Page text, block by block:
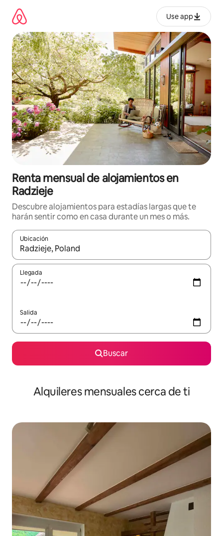
contenido
Use app
Renta mensual de alojamientos en
Radzieje
Descubre alojamientos para estadías largas que te
harán sentir como en casa durante un mes o más.
Ubicación
Cuando los resultados estén disponibles, navega con las
Llegada
Salida
Buscar
Alquileres mensuales cerca de ti